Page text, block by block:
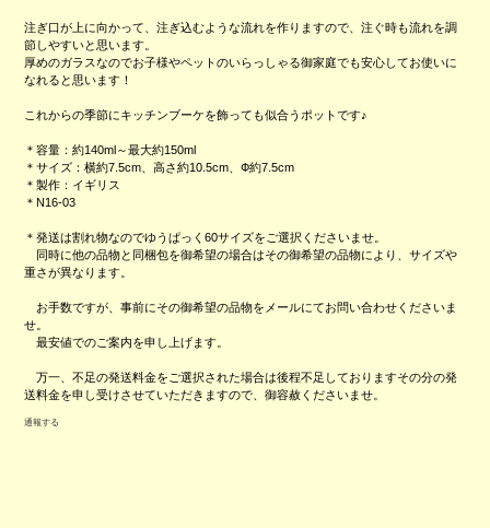
注ぎ口が上に向かって、注ぎ込むような流れを作りますので、注ぐ時も流れを調
節しやすいと思います。
厚めのガラスなのでお子様やペットのいらっしゃる御家庭でも安心してお使いに
なれると思います！
これからの季節にキッチンブーケを飾っても似合うポットです♪
＊容量：約140ml～最大約150ml
＊サイズ：横約7.5cm、高さ約10.5cm、Ф約7.5cm
＊製作：イギリス
＊N16-03
＊発送は割れ物なのでゆうぱっく60サイズをご選択くださいませ。
同時に他の品物と同梱包を御希望の場合はその御希望の品物により、サイズや
重さが異なります。
お手数ですが、事前にその御希望の品物をメールにてお問い合わせくださいま
せ。
最安値でのご案内を申し上げます。
万一、不足の発送料金をご選択された場合は後程不足しておりますその分の発
送料金を申し受けさせていただきますので、御容赦くださいませ。
通報する